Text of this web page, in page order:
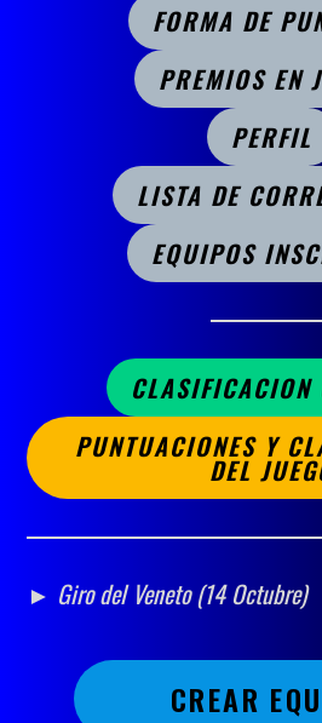
FORMA DE
PREMIOS EN
PERFIL
LISTA DE
EQUIPOS
CLASIFICACION
PUNTUACIONES Y
DEL
► Giro del Veneto (14 Octubre)
CREAR